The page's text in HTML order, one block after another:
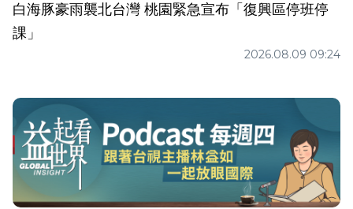
白海豚豪雨襲北台灣 桃園緊急宣布「復興區停班停
課」
2026.08.09 09:24